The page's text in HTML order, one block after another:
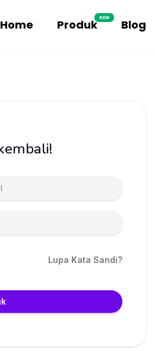
Home Produk NEW Blog
Lupa Kata Sandi?